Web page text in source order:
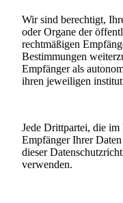
Wir sind berechtigt,
oder Organe der
rechtmäßigen
Bestimmungen
Empfänger als
ihren jeweiligen
Jede Drittpartei, die im
Empfänger Ihrer
dieser
verwenden.